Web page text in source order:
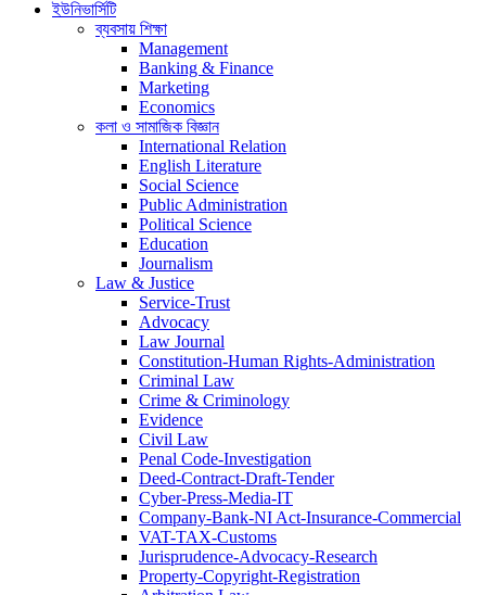
ইউনিভার্সিটি
ব্যবসায় শিক্ষা
Management
Banking & Finance
Marketing
Economics
কলা ও সামাজিক বিজ্ঞান
International Relation
English Literature
Social Science
Public Administration
Political Science
Education
Journalism
Law & Justice
Service-Trust
Advocacy
Law Journal
Constitution-Human Rights-Administration
Criminal Law
Crime & Criminology
Evidence
Civil Law
Penal Code-Investigation
Deed-Contract-Draft-Tender
Cyber-Press-Media-IT
Company-Bank-NI Act-Insurance-Commercial
VAT-TAX-Customs
Jurisprudence-Advocacy-Research
Property-Copyright-Registration